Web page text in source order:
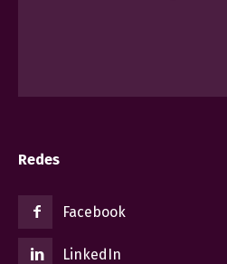
Redes
Facebook
LinkedIn